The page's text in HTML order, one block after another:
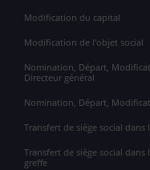
Modification du capital
Modification de l'objet social
Nomination, Départ,
Directeur général
Nomination, Départ,
Transfert de siège social
Transfert de siège social
greffe